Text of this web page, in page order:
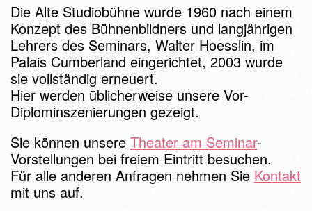
Die Alte Studiobühne wurde 1960 nach einem
Konzept des Bühnenbildners und langjährigen
Lehrers des Seminars, Walter Hoesslin, im
Palais Cumberland eingerichtet, 2003 wurde
sie vollständig erneuert.
Hier werden üblicherweise unsere Vor-
Diplominszenierungen gezeigt.
Sie können unsere Theater am Seminar-
Vorstellungen bei freiem Eintritt besuchen.
Für alle anderen Anfragen nehmen Sie Kontakt
mit uns auf.